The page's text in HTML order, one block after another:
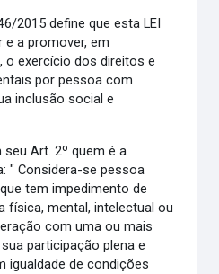
2015 define que esta LEI
e a promover, em
o exercício dos direitos e
por pessoa com
inclusão social e
Art. 2º quem é a
" Considera-se pessoa
tem impedimento de
física, mental, intelectual ou
com uma ou mais
participação plena e
igualdade de condições